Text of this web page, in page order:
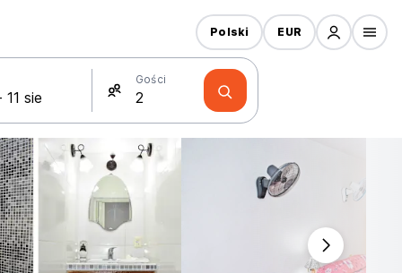
Gości
Polski EUR